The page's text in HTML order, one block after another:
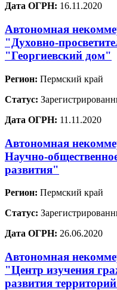
Дата ОГРН: 16.11.2020
Автономная
"Духовно-
"Георгиевский дом"
Регион: Пермский край
Статус:
Дата ОГРН: 11.11.2020
Автономная
Научно-
развития"
Регион: Пермский край
Статус:
Дата ОГРН: 26.06.2020
Автономная
"Центр изучения
развития